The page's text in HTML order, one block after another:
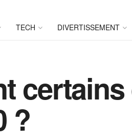
TECH DIVERTISSEMENT
?